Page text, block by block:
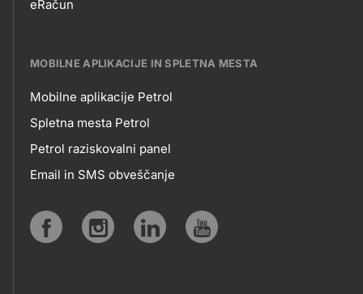
eRačun
MOBILNE APLIKACIJE IN SPLETNA MESTA
MOBILNE
APLIKACIJE
SPLETNA
Mobilne aplikacije Petrol
Spletna mesta Petrol
Petrol raziskovalni panel
Email in SMS obveščanje